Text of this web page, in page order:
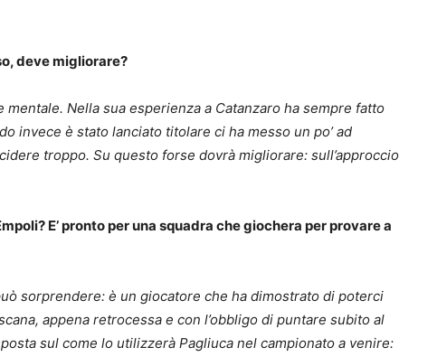
deve migliorare?
Nella sua esperienza a Catanzaro ha sempre fatto
invece è stato lanciato titolare ci ha messo un po’ ad
troppo. Su questo forse dovrà migliorare: sull’approccio
E’ pronto per una squadra che giochera per provare a
sorprendere: è un giocatore che ha dimostrato di poterci
appena retrocessa e con l’obbligo di puntare subito al
sul come lo utilizzerà Pagliuca nel campionato a venire: